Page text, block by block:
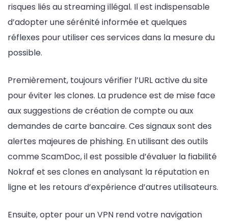
risques liés au streaming illégal. Il est indispensable
d’adopter une sérénité informée et quelques
réflexes pour utiliser ces services dans la mesure du
possible.
Premièrement, toujours vérifier l’URL active du site
pour éviter les clones. La prudence est de mise face
aux suggestions de création de compte ou aux
demandes de carte bancaire. Ces signaux sont des
alertes majeures de phishing. En utilisant des outils
comme ScamDoc, il est possible d’évaluer la fiabilité
Nokraf et ses clones en analysant la réputation en
ligne et les retours d’expérience d’autres utilisateurs.
Ensuite, opter pour un VPN rend votre navigation